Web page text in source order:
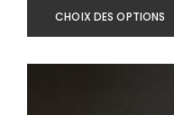
CHOIX DES OPTIONS